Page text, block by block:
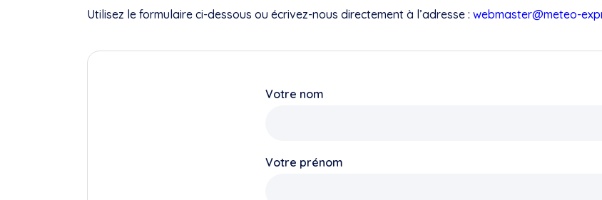
Utilisez le formulaire ci-dessous ou écrivez-nous directement à l’adresse : webmaster@meteo-
Votre nom
Votre prénom